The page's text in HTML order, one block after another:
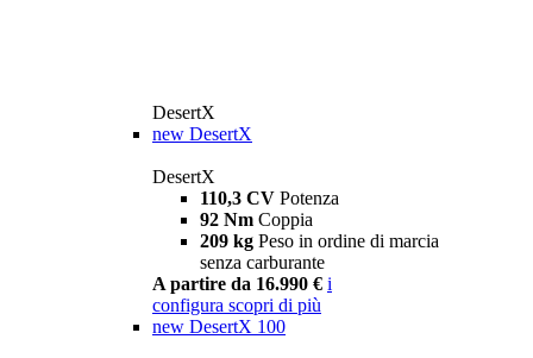
DesertX
new DesertX
DesertX
110,3 CV Potenza
92 Nm Coppia
209 kg Peso in ordine di marcia
senza carburante
A partire da 16.990 € i
configura scopri di più
new DesertX 100